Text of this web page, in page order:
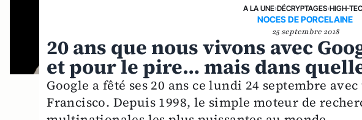
A LA UNE›DÉCRYPTAGES›HIGH-
NOCES DE PORCELAINE
25 septembre 2018
20 ans que nous vivons avec
et pour le pire… mais dans
Google a fêté ses 20 ans ce lundi 24 septembre
Francisco. Depuis 1998, le simple moteur de